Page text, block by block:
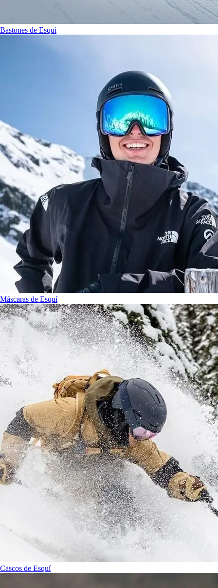
Bastones de Esquí
Máscaras de Esquí
Cascos de Esquí